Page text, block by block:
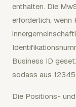
enthalten. Die
erforderlich, wenn
Business ID
sodass aus
Die Positions-